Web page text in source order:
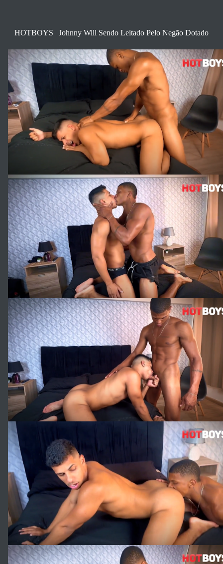
HOTBOYS | Johnny Will Sendo Leitado Pelo Negão Dotado